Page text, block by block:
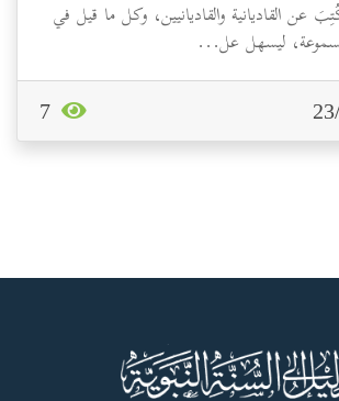
عن القاديانية والقاديانيين، وكل ما قيل في
ليسهل عل...